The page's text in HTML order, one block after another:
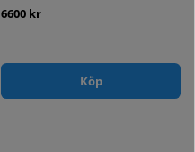
6600 kr
Köp